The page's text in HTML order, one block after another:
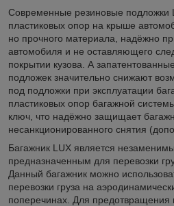
Современные резиновые подложки
пластиковых опор на крыше
но прочного материала, надёжно
автомобиля и не оставляющего
покрытии кузова. А
подложек значительно снижают
под подложки при эксплуатации
пластиковых опор багажной
ключ, что надёжно защищает
несанкционированного снятия
Багажник LUX является
предназначенным для перевозки
Данный багажник можно
перевозки груза на
поперечинах. Для предотвращения